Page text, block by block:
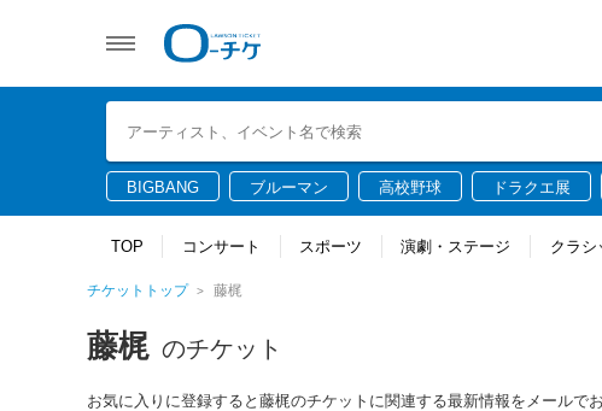
BIGBANG ブルーマン 高校野球 ドラクエ展
TOP コンサート スポーツ 演劇・ステージ クラシ
チケットトップ 藤梶
藤梶 のチケット
お気に入りに登録すると藤梶のチケットに関連する最新情報をメールで